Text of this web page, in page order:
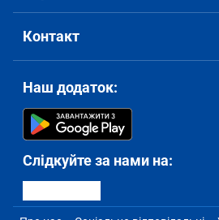
Контакт
Наш додаток:
Слідкуйте за нами на: